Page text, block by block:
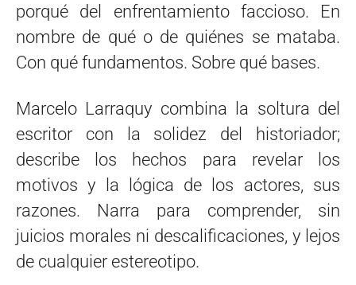
porqué del enfrentamiento faccioso. En
nombre de qué o de quiénes se mataba.
Con qué fundamentos. Sobre qué bases.
Marcelo Larraquy combina la soltura del
escritor con la solidez del historiador;
describe los hechos para revelar los
motivos y la lógica de los actores, sus
razones. Narra para comprender, sin
juicios morales ni descalificaciones, y lejos
de cualquier estereotipo.